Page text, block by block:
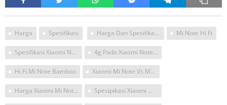
Harga Spesifikasi Harga Dan Spesifikasi Xiaomi Redmi Note 4 Pro 64gb Mi Note Hi Fi
Spesifikasi Xiaomi Note Bamboo 4g Pada Xiaomi Note Pro
Hi Fi Mi Note Bamboo Xiaomi Mi Note Vs Mi Note Bamboo
Harga Xiaomi Mi Note Pro With 5 7 Spesipikasi Xiaomi Mi Note Pro